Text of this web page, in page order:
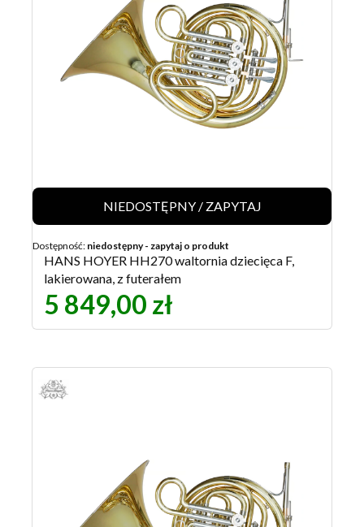
NIEDOSTĘPNY / ZAPYTAJ
Dostępność: niedostępny - zapytaj o produkt
HANS HOYER HH270 waltornia dziecięca F,
lakierowana, z futerałem
5 849,00 zł